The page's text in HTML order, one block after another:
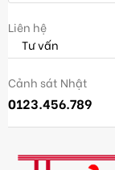
Liên hệ
Tư vấn
Cảnh sát Nhật
0123.456.789